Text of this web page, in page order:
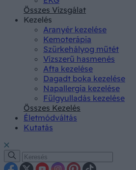
Összes Vizsgálat
Kezelés
Aranyér kezelése
Kemoterápia
Szürkehályog műtét
Vízszerű hasmenés
Afta kezelése
Dagadt boka kezelése
Napallergia kezelése
Fülgyulladás kezelése
Összes Kezelés
Életmódváltás
Kutatás